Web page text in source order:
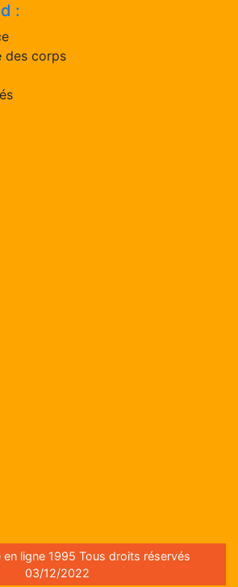
:
des corps
en ligne 1995 Tous droits réservés
03/12/2022